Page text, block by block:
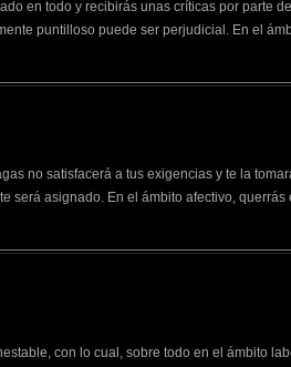
en todo y recibirás unas críticas por parte
puntilloso puede ser perjudicial. En el
no satisfacerá a tus exigencias y te la
será asignado. En el ámbito afectivo,
con lo cual, sobre todo en el ámbito